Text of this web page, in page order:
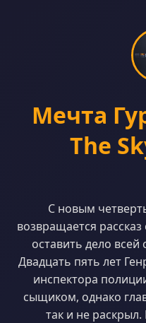
Мечта
The
С новым
возвращается
оставить дело
Двадцать пять лет
инспектора
сыщиком, однако
так и не